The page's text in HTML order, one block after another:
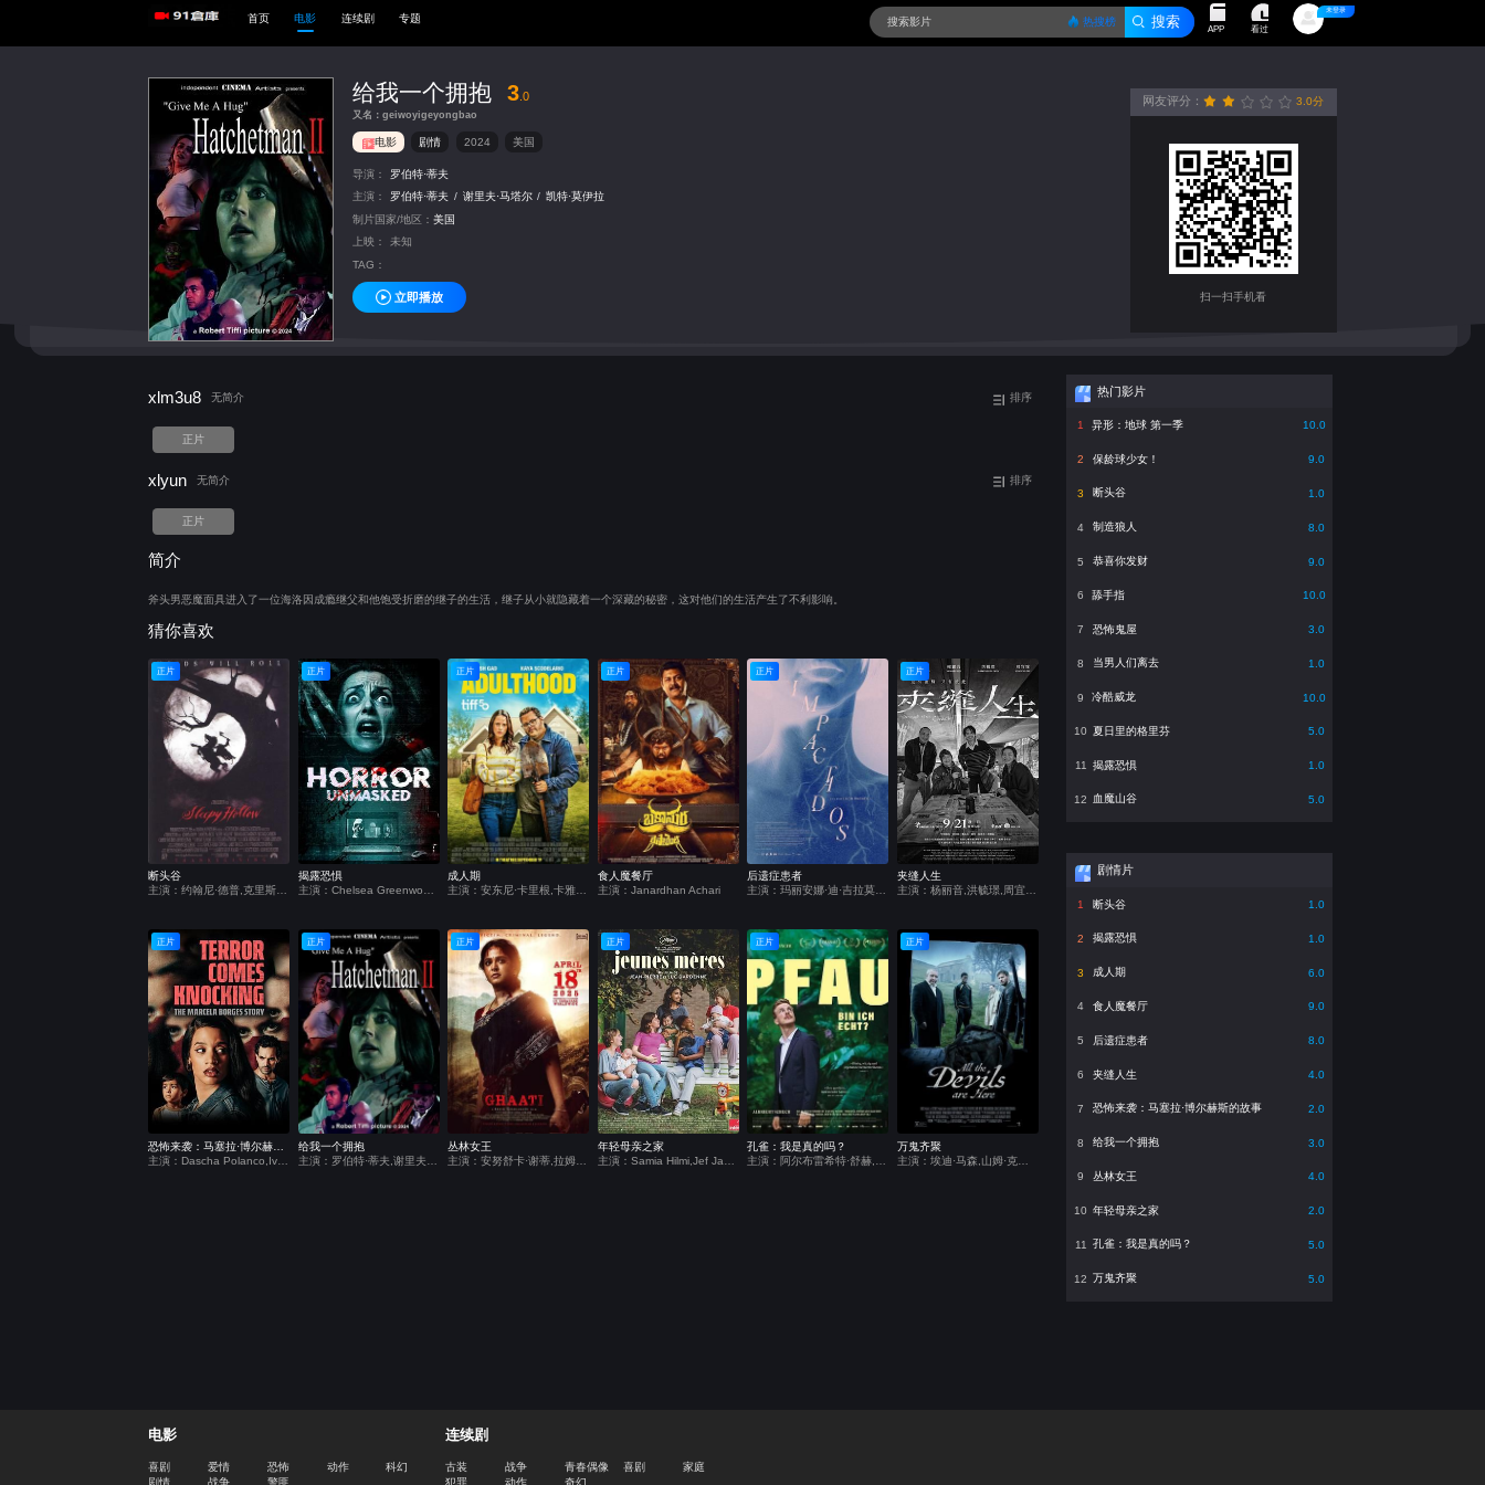
APP 看过
未登录
热搜榜
首页 电影 连续剧 专题
给我一个拥抱 3 .0
又名：geiwoyigeyongbao
电影 剧情 2024 美国
导演：
罗伯特·蒂夫
主演：
罗伯特·蒂夫 / 谢里夫·马塔尔 / 凯特·莫伊拉
制片国家/地区：美国
上映：
未知
TAG：
立即播放
网友评分：
很差较差还行推荐力荐 3.0分
扫一扫手机看
xlm3u8 无简介 排序
正片
xlyun 无简介 排序
正片
简介
斧头男恶魔面具进入了一位海洛因成瘾继父和他饱受折磨的继子的生活，继子从小就隐藏着一个深藏的秘密，这对他们的生活产生了不利影响。
猜你喜欢
正片
断头谷
正片
揭露恐惧
正片
成人期
正片
食人魔餐厅
主演：Janardhan Achari
正片
后遗症患者
正片
夹缝人生
主演：杨丽音,洪毓璟,周宜霈,王自强,草爷,梅贤治
正片 正片
给我一个拥抱
正片
丛林女王
正片
年轻母亲之家
正片
孔雀：我是真的吗？
正片
万鬼齐聚
主演：埃迪·马森,山姆·克拉弗林,伯恩·戈曼,Tienne Simon,罗里·金尼尔,苏琪·沃特豪斯,本·迪洛韦,Adam Betterton,Eugene,Daisy,Alex Daniels,Momo
热门影片
1 异形：地球 第一季 10.0
2 保龄球少女！ 9.0
3 断头谷 1.0
4 制造狼人 8.0
5 恭喜你发财 9.0
6 舔手指 10.0
7 恐怖鬼屋 3.0
8 当男人们离去 1.0
9 冷酷威龙 10.0
10 夏日里的格里芬 5.0
11 揭露恐惧 1.0
12 血魔山谷 5.0
剧情片
1 断头谷 1.0
2 揭露恐惧 1.0
3 成人期 6.0
4 食人魔餐厅 9.0
5 后遗症患者 8.0
6 夹缝人生 4.0
7 恐怖来袭：马塞拉·博尔赫斯的故事 2.0
8 给我一个拥抱 3.0
9 丛林女王 4.0
10 年轻母亲之家 2.0
11 孔雀：我是真的吗？ 5.0
12 万鬼齐聚 5.0
电影
喜剧 爱情 恐怖 动作
科幻
剧情
战争 警匪
连续剧
古装 战争 青春偶像 喜剧
家庭
犯罪
动作 奇幻